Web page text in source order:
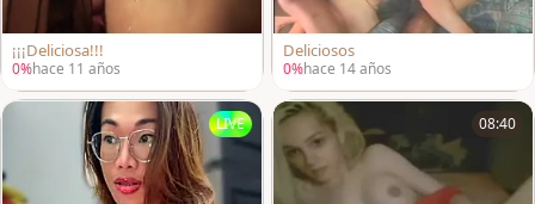
¡¡¡Deliciosa!!!
0%hace 11 años
Deliciosos
0%hace 14 años
LIVE 08:40